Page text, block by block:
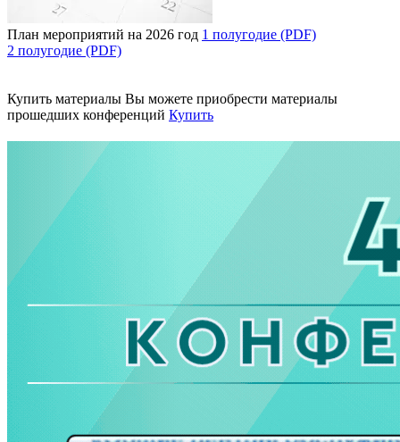
План мероприятий на 2026 год 1 полугодие (PDF)
2 полугодие (PDF)
Купить материалы Вы можете приобрести материалы
прошедших конференций Купить